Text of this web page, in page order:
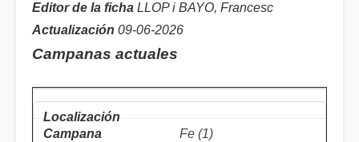
Editor de la ficha LLOP i BAYO, Francesc
Actualización 09-06-2026
Campanas actuales
Fe (1)